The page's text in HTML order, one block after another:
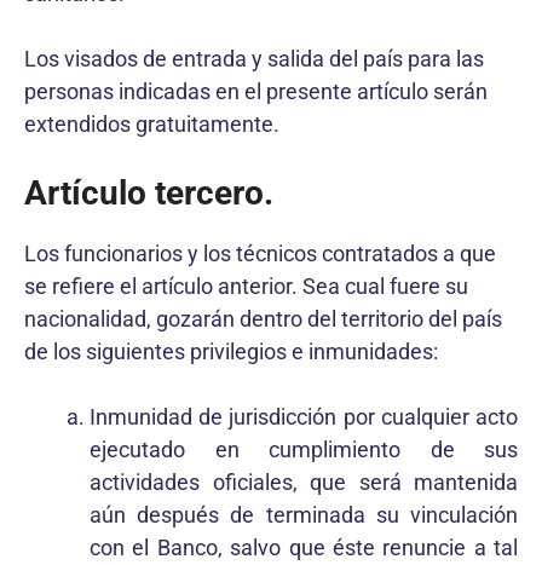
Los visados de entrada y salida del país para las
personas indicadas en el presente artículo serán
extendidos gratuitamente.
Artículo tercero.
Los funcionarios y los técnicos contratados a que
se refiere el artículo anterior. Sea cual fuere su
nacionalidad, gozarán dentro del territorio del país
de los siguientes privilegios e inmunidades:
Inmunidad de jurisdicción por cualquier acto
ejecutado en cumplimiento de sus
actividades oficiales, que será mantenida
aún después de terminada su vinculación
con el Banco, salvo que éste renuncie a tal